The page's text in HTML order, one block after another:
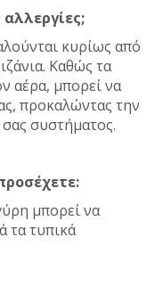
αλλεργίες;
κυρίως από
Καθώς τα
αέρα, μπορεί να
προκαλώντας την
συστήματος.
μπορεί να
τα τυπικά